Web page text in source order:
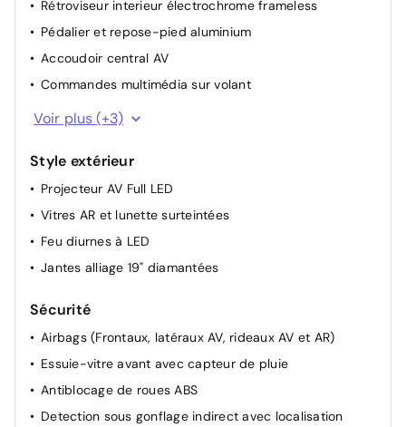
Rétroviseur interieur électrochrome frameless
Pédalier et repose-pied aluminium
Accoudoir central AV
Commandes multimédia sur volant
Garnissage interieur pavillon mistral
Pédalier sport en alliage
Voir plus (+3)
Style extérieur
Projecteur AV Full LED
Vitres AR et lunette surteintées
Feu diurnes à LED
Jantes alliage 19" diamantées
Sécurité
Airbags (Frontaux, latéraux AV, rideaux AV et AR)
Essuie-vitre avant avec capteur de pluie
Antiblocage de roues ABS
Detection sous gonflage indirect avec localisation